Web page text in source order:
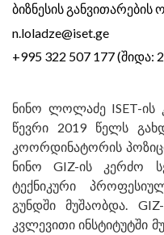
ბიზნესის
n.loladze@iset.ge
+995 322 507 177 (შიდა:
ნინო ლოლაძე ISET-ის
წევრი 2019 წელს
კოორდინატორის
ნინო GIZ-ის კერძო
ტექნიკური
გუნდში მუშაობდა.
კვლევითი ინსტიტუტში